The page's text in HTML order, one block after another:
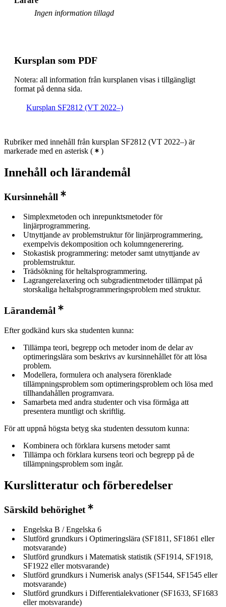
Civilingenjörsutbildning i teknisk matematik, åk 3,
Valfri
Rekommenderad
Masterprogram, elkraftteknik, åk 2, Rekommenderad
Masterprogram, systemteknik och robotik, åk 1,
Ingen information tillagd
Kursplan som PDF
Notera: all information från kursplanen visas i tillgängligt
format på denna sida.
Kursplan SF2812 (VT 2022–)
Rubriker med innehåll från kursplan SF2812 (VT 2022–) är
markerade med en asterisk ( )
Innehåll och lärandemål
Kursinnehåll
Simplexmetoden och inrepunktsmetoder för
linjärprogrammering.
Utnyttjande av problemstruktur för linjärprogrammering,
exempelvis dekomposition och kolumngenerering.
Stokastisk programmering: metoder samt utnyttjande av
problemstruktur.
Trädsökning för heltalsprogrammering.
Lagrangerelaxering och subgradientmetoder tillämpat på
storskaliga heltalsprogrammeringsproblem med struktur.
Lärandemål
Efter godkänd kurs ska studenten kunna:
Tillämpa teori, begrepp och metoder inom de delar av
optimeringslära som beskrivs av kursinnehållet för att lösa
problem.
Modellera, formulera och analysera förenklade
tillämpningsproblem som optimeringsproblem och lösa med
tillhandahållen programvara.
Samarbeta med andra studenter och visa förmåga att
presentera muntligt och skriftlig.
För att uppnå högsta betyg ska studenten dessutom kunna:
Kombinera och förklara kursens metoder samt
Tillämpa och förklara kursens teori och begrepp på de
tillämpningsproblem som ingår.
Kurslitteratur och förberedelser
Särskild behörighet
Engelska B / Engelska 6
Slutförd grundkurs i Optimeringslära (SF1811, SF1861 eller
motsvarande)
Slutförd grundkurs i Matematisk statistik (SF1914, SF1918,
SF1922 eller motsvarande)
Slutförd grundkurs i Numerisk analys (SF1544, SF1545 eller
motsvarande)
Slutförd grundkurs i Differentialekvationer (SF1633, SF1683
eller motsvarande)